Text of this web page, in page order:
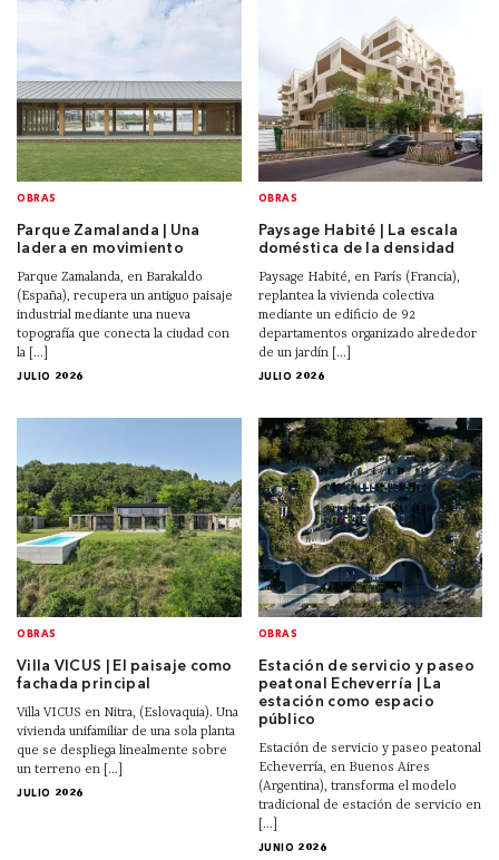
OBRAS
Parque Zamalanda | Una
ladera en movimiento
Parque Zamalanda, en Barakaldo
(España), recupera un antiguo paisaje
industrial mediante una nueva
topografía que conecta la ciudad con
la [...]
JULIO 2026
OBRAS
Paysage Habité | La escala
doméstica de la densidad
Paysage Habité, en París (Francia),
replantea la vivienda colectiva
mediante un edificio de 92
departamentos organizado alrededor
de un jardín [...]
JULIO 2026
OBRAS
Villa VICUS | El paisaje como
fachada principal
Villa VICUS en Nitra, (Eslovaquia). Una
vivienda unifamiliar de una sola planta
que se despliega linealmente sobre
un terreno en [...]
JULIO 2026
OBRAS
Estación de servicio y paseo
peatonal Echeverría | La
estación como espacio
público
Estación de servicio y paseo peatonal
Echeverría, en Buenos Aires
(Argentina), transforma el modelo
tradicional de estación de servicio en
[...]
JUNIO 2026